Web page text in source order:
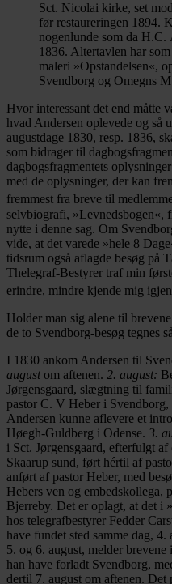
Sct. Nicolai kirke, set
før restaureringen 1894.
nogenlunde som da H.C.
1836. Altertavlen har
maleri »Opstandelsen«,
Svendborg og Omegns
Hvor interessant det end måtte
hvad Andersen oplevede og så
augustdage 1830, resp. 1836,
som bidrager til
dagbogsfragmentets
med de oplysninger, der kan
fremmest fra breve til
selvbiografi, »Levnedsbogen«,
nytte i denne sag. Om
vide, at det varede »hele 8
tidsrum også aflagde besøg på
Thelegraf-Bestyrer traf min
erindre, mindre kjende mig
Holder man sig alene til
de to Svendborg-besøg tegnes
I 1830 ankom Andersen til
augustom aftenen. 2. august:
Jørgensgaard, slægtning til
pastor C. V Heber i
Andersen kunne aflevere et
Høegh-Guldberg i Odense. 3.
i Sct. Jørgensgaard, efterfulgt
Skaarup sund, ført hértil af
anført af pastor Heber, med
Hebers ven og embedskollega,
Bjerreby. Det er oplagt, at det i
hos telegrafbestyrer Fedder
have fundet sted samme dag,
5. og 6. august, melder brevene
han have forladt Svendborg,
dertil 7. august om aftenen. Det